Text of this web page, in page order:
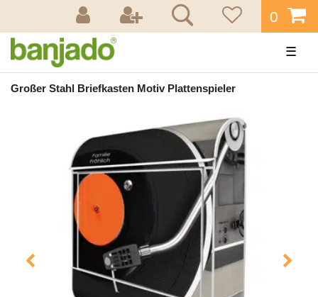
0
☰
Großer Stahl Briefkasten Motiv Plattenspieler